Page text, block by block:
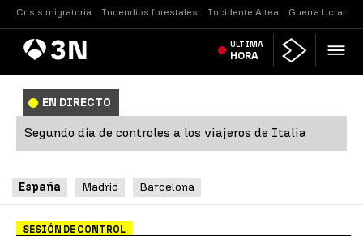
Crisis migratoria Incendios forestales Incidente Altea Guerra Ucrania
AntenaNoticias ÚLTIMA
HORA
EN DIRECTO
Segundo día de controles a los viajeros de Italia
España Madrid Barcelona
SESIÓN DE CONTROL